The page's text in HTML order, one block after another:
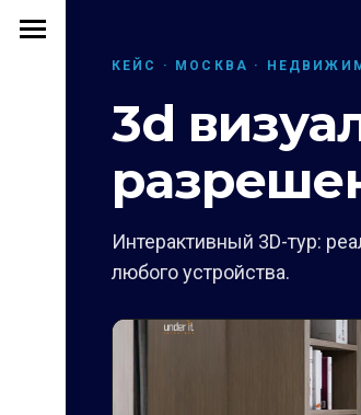
КЕЙС · МОСКВА ·
3d
Интерактивный 3D-тур:
любого устройства.